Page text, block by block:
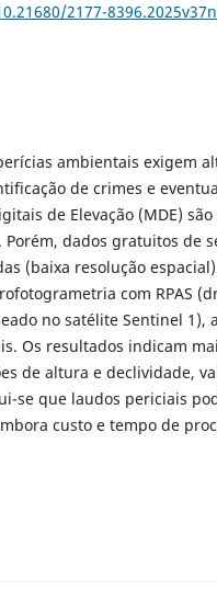
2177-
ambientais exigem
de crimes e
de Elevação (MDE)
dados gratuitos de
(baixa resolução
com RPAS
no satélite Sentinel 1),
Os resultados indicam
de altura e declividade,
se que laudos periciais
custo e tempo de